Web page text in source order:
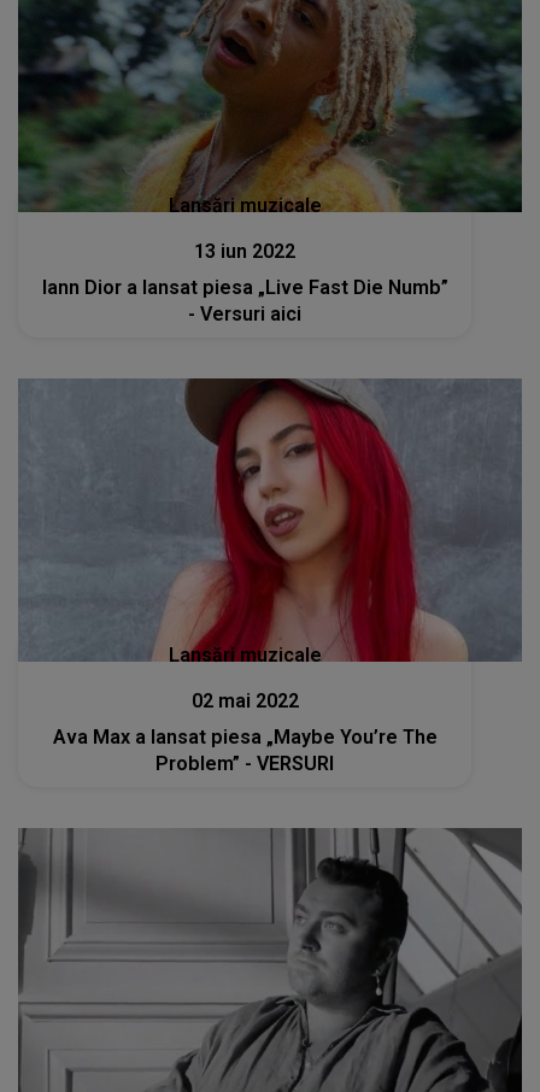
Lansări muzicale
13 iun 2022
Iann Dior a lansat piesa „Live Fast Die Numb”
- Versuri aici
Lansări muzicale
02 mai 2022
Ava Max a lansat piesa „Maybe You’re The
Problem” - VERSURI